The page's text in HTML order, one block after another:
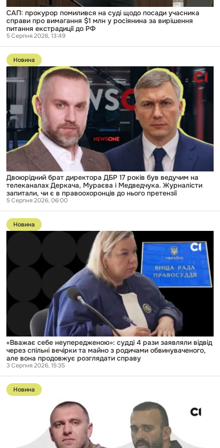
росіянина
за
вирішення
питання
екстрадиції
до
РФ
САП: прокурор помилився на суді щодо посади учасника
справи про вимагання $1 млн у росіянина за вирішення
питання екстрадиції до РФ
5 Серпня 2026, 13:49
Перейти
до
публікації
Двоюрідний
брат
директора
ДБР
років
був
ведучим
телеканалах
Деркача,
Мураєва
Медведчука.
Журналісти
запитали,
чи
в
правоохоронців
до
нього
претензії
Новина
Двоюрідний брат директора ДБР 17 років був ведучим на
телеканалах Деркача, Мураєва і Медведчука. Журналісти
запитали, чи є в правоохоронців до нього претензії
5 Серпня 2026, 06:00
Перейти
до
публікації
«Вважає
себе
неупередженою»:
судді
рази
заявляли
відвід
через
спільні
вечірки
та
майно
родичами
обвинуваченого,
але
продовжує
розглядати
справу
Новина
«Вважає себе неупередженою»: судді 4 рази заявляли відвід
через спільні вечірки та майно з родичами обвинуваченого,
але вона продовжує розглядати справу
3 Серпня 2026, 15:35
Перейти
до
публікації
Малюка».
Новина